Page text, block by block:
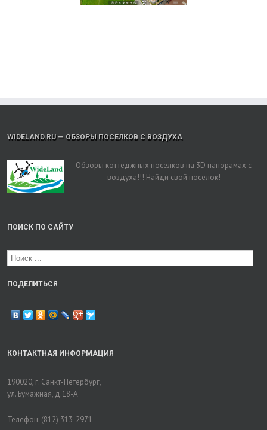
WIDELAND.RU — ОБЗОРЫ ПОСЕЛКОВ С ВОЗДУХА
Обзоры коттеджных поселков на 3D панорамах с
воздуха!!! Найди свой поселок!
ПОИСК ПО САЙТУ
ПОДЕЛИТЬСЯ
КОНТАКТНАЯ ИНФОРМАЦИЯ
190020, г. Санкт-Петербург,
ул. Бумажная, д.18-А
Телефон: (812) 313-2971